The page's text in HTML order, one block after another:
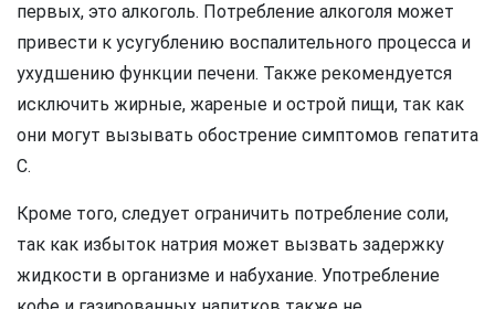
первых, это алкоголь. Потребление алкоголя может
привести к усугублению воспалительного процесса и
ухудшению функции печени. Также рекомендуется
исключить жирные, жареные и острой пищи, так как
они могут вызывать обострение симптомов гепатита
C.
Кроме того, следует ограничить потребление соли,
так как избыток натрия может вызвать задержку
жидкости в организме и набухание. Употребление